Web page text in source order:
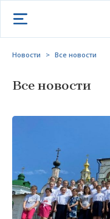
Открыть меню
Новости > Все новости
Все новости